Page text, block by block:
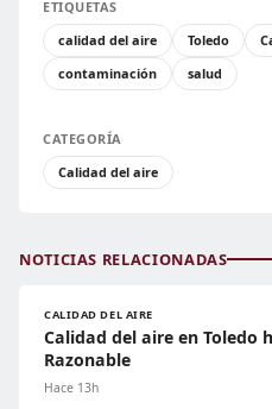
ETIQUETAS
calidad del aire
Toledo
contaminación
salud
CATEGORÍA
Calidad del aire
NOTICIAS RELACIONADAS
CALIDAD DEL AIRE
Calidad del aire en Toledo
Razonable
Hace 13h